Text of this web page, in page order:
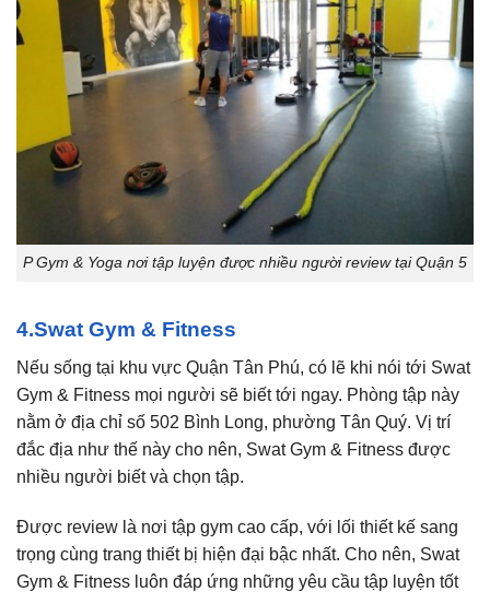
P Gym & Yoga nơi tập luyện được nhiều người review tại Quận 5
4.Swat Gym & Fitness
Nếu sống tại khu vực Quận Tân Phú, có lẽ khi nói tới Swat
Gym & Fitness mọi người sẽ biết tới ngay. Phòng tập này
nằm ở địa chỉ số 502 Bình Long, phường Tân Quý. Vị trí
đắc địa như thế này cho nên, Swat Gym & Fitness được
nhiều người biết và chọn tập.
Được review là nơi tập gym cao cấp, với lối thiết kế sang
trọng cùng trang thiết bị hiện đại bậc nhất. Cho nên, Swat
Gym & Fitness luôn đáp ứng những yêu cầu tập luyện tốt